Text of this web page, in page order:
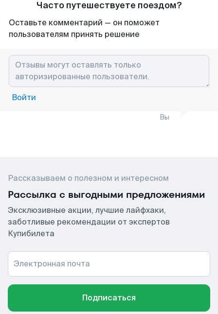
Часто путешествуете поездом?
Оставьте комментарий — он поможет
пользователям принять решение
Войти
Вы
Рассказываем о полезном и интересном
Рассылка с выгодными предложениями
Эксклюзивные акции, лучшие лайфхаки,
заботливые рекомендации от экспертов
Купибилета
Электронная почта
Подписаться